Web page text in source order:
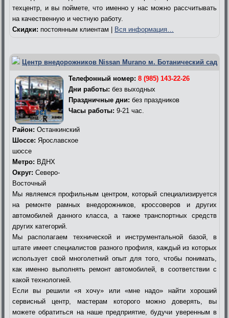
техцентр, и вы поймете, что именно у нас можно рассчитывать
на качественную и честную работу.
Скидки: постоянным клиентам | Вся информация…
Центр внедорожников Nissan Murano м. Ботанический сад
Телефонный номер: 8 (985) 143-22-26
Дни работы: без выходных
Праздничные дни: без праздников
Часы работы: 9-21 час.
Район: Останкинский
Шоссе: Ярославское
шоссе
Метро: ВДНХ
Округ: Северо-
Восточный
Мы являемся профильным центром, который специализируется
на ремонте рамных внедорожников, кроссоверов и других
автомобилей данного класса, а также транспортных средств
других категорий.
Мы располагаем технической и инструментальной базой, в
штате имеет специалистов разного профиля, каждый из которых
использует свой многолетний опыт для того, чтобы понимать,
как именно выполнять ремонт автомобилей, в соответствии с
какой технологией.
Если вы решили «я хочу» или «мне надо» найти хороший
сервисный центр, мастерам которого можно доверять, вы
можете обратиться на наше предприятие, будучи уверенным в